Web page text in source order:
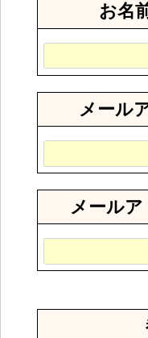
お名
メール
メールア